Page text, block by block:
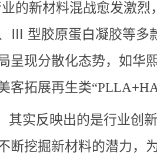
的新材料混战愈发激烈
Ⅲ 型胶原蛋白凝胶等多
呈现分散化态势，如华
客拓展再生类
其实反映出的是行业创
断挖掘新材料的潜力，